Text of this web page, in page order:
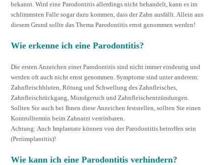
bekannt. Wird eine Parodontitis allerdings nicht behandelt, kann es im
schlimmsten Falle sogar dazu kommen, dass der Zahn ausfällt. Allein aus
diesem Grund sollte das Thema Parodontitis ernst genommen werden!
Wie erkenne ich eine Parodontitis?
Die ersten Anzeichen einer Parodontitis sind nicht immer eindeutig und
werden oft auch nicht ernst genommen. Symptome sind unter anderem:
Zahnfleischbluten, Rötung und Schwellung des Zahnfleisches,
Zahnfleischrückgang, Mundgeruch und Zahnfleischentzündungen.
Sollten Sie auch bei Ihnen diese Anzeichen feststellen, sollten Sie einen
Kontrolltermin beim Zahnarzt vereinbaren.
Achtung: Auch Implantate können von der Parodontitis betroffen sein
(Periimplantitis)!
Wie kann ich eine Parodontitis verhindern?